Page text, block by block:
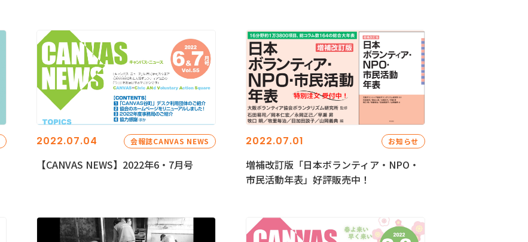
2022.07.04 会報誌CANVAS NEWS
【CANVAS NEWS】2022年6・7月号
2022.07.01 お知らせ
増補改訂版「日本ボランティア・NPO・
市民活動年表」好評販売中！